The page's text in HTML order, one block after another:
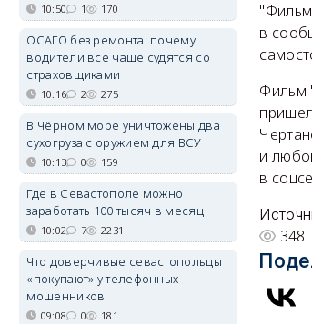
в
Фильм
и
в
348
10:50 1 170
ОСАГО без ремонта: почему
водители всё чаще судятся со
страховщиками
10:16 2 275
В Чёрном море уничтожены два
сухогруза с оружием для ВСУ
10:13 0 159
Где в Севастополе можно
заработать 100 тысяч в месяц
10:02 7 2231
Что доверчивые севастопольцы
«покупают» у телефонных
мошенников
09:08 0 181